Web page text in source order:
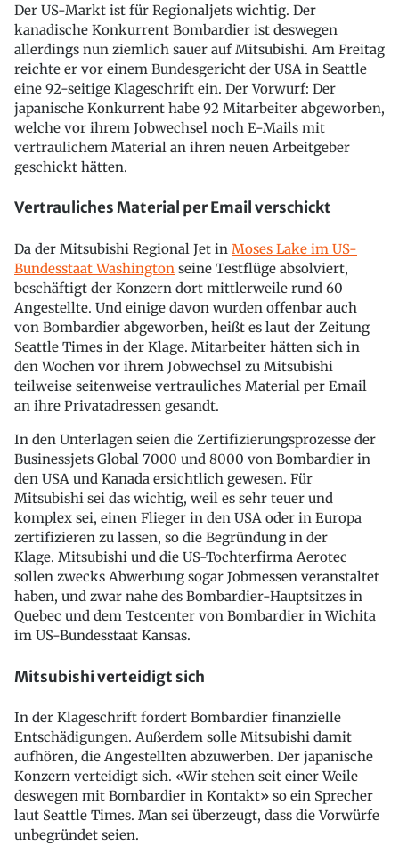
Der US-Markt ist für Regionaljets wichtig. Der
kanadische Konkurrent Bombardier ist deswegen
allerdings nun ziemlich sauer auf Mitsubishi. Am Freitag
reichte er vor einem Bundesgericht der USA in Seattle
eine 92-seitige Klageschrift ein. Der Vorwurf: Der
japanische Konkurrent habe 92 Mitarbeiter abgeworben,
welche vor ihrem Jobwechsel noch E-Mails mit
vertraulichem Material an ihren neuen Arbeitgeber
geschickt hätten.
Vertrauliches Material per Email verschickt
Da der Mitsubishi Regional Jet in Moses Lake im US-
Bundesstaat Washington seine Testflüge absolviert,
beschäftigt der Konzern dort mittlerweile rund 60
Angestellte. Und einige davon wurden offenbar auch
von Bombardier abgeworben, heißt es laut der Zeitung
Seattle Times in der Klage. Mitarbeiter hätten sich in
den Wochen vor ihrem Jobwechsel zu Mitsubishi
teilweise seitenweise vertrauliches Material per Email
an ihre Privatadressen gesandt.
In den Unterlagen seien die Zertifizierungsprozesse der
Businessjets Global 7000 und 8000 von Bombardier in
den USA und Kanada ersichtlich gewesen. Für
Mitsubishi sei das wichtig, weil es sehr teuer und
komplex sei, einen Flieger in den USA oder in Europa
zertifizieren zu lassen, so die Begründung in der
Klage. Mitsubishi und die US-Tochterfirma Aerotec
sollen zwecks Abwerbung sogar Jobmessen veranstaltet
haben, und zwar nahe des Bombardier-Hauptsitzes in
Quebec und dem Testcenter von Bombardier in Wichita
im US-Bundesstaat Kansas.
Mitsubishi verteidigt sich
In der Klageschrift fordert Bombardier finanzielle
Entschädigungen. Außerdem solle Mitsubishi damit
aufhören, die Angestellten abzuwerben. Der japanische
Konzern verteidigt sich. «Wir stehen seit einer Weile
deswegen mit Bombardier in Kontakt» so ein Sprecher
laut Seattle Times. Man sei überzeugt, dass die Vorwürfe
unbegründet seien.